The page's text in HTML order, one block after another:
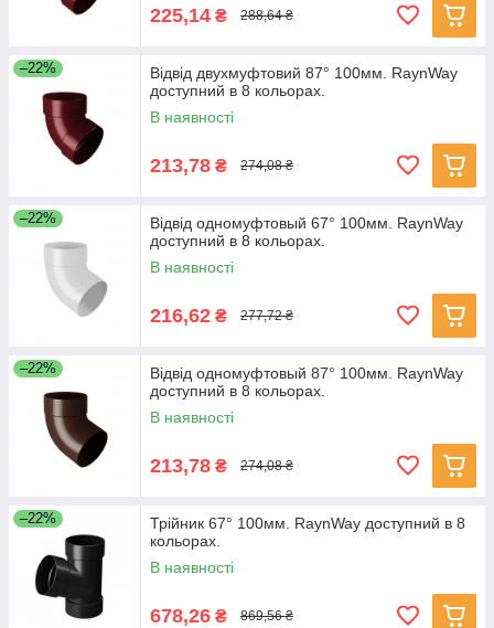
225,14 ₴ 288,64 ₴
–22%
Відвід двухмуфтовий 87° 100мм. RaynWay
доступний в 8 кольорах.
В наявності
213,78 ₴ 274,08 ₴
–22%
Відвід одномуфтовый 67° 100мм. RaynWay
доступний в 8 кольорах.
В наявності
216,62 ₴ 277,72 ₴
–22%
Відвід одномуфтовый 87° 100мм. RaynWay
доступний в 8 кольорах.
В наявності
213,78 ₴ 274,08 ₴
–22%
Трійник 67° 100мм. RaynWay доступний в 8
кольорах.
В наявності
678,26 ₴ 869,56 ₴